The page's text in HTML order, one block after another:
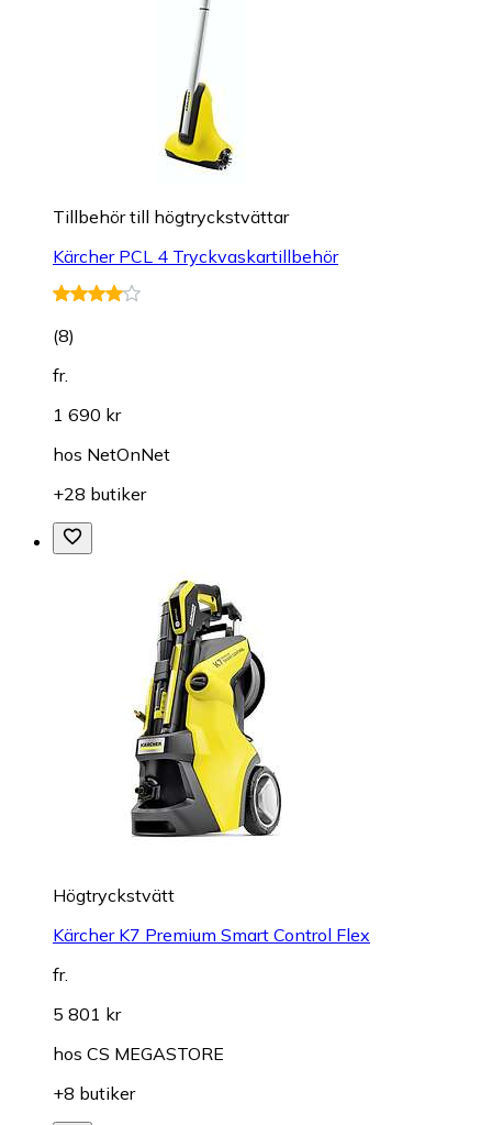
Tillbehör till högtryckstvättar
Kärcher PCL 4 Tryckvaskartillbehör
(8)
fr.
1 690 kr
hos NetOnNet
+28 butiker
Högtryckstvätt
Kärcher K7 Premium Smart Control Flex
fr.
5 801 kr
hos CS MEGASTORE
+8 butiker